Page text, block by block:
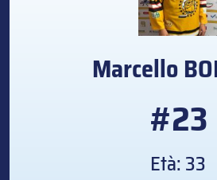
Marcello
#23
Età: 33